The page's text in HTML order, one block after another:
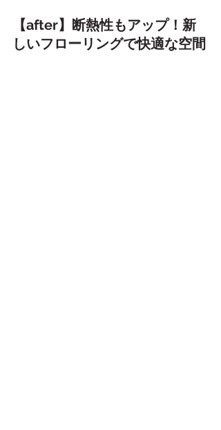
【after】断熱性もアップ！新
しいフローリングで快適な空間